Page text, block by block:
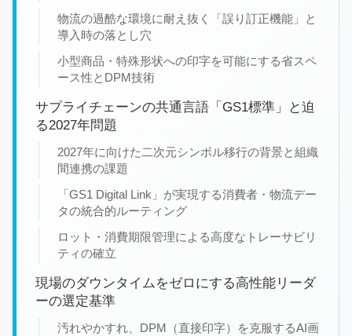
物流の過酷な環境に耐え抜く「誤り訂正機能」と
導入時の落とし穴
小型商品・特殊形状への印字を可能にする省スペ
ース性とDPM技術
サプライチェーンの共通言語「GS1標準」と迫
る2027年問題
2027年に向けた二次元シンボル移行の背景と組織
間連携の課題
「GS1 Digital Link」が実現する消費者・物流デー
タの統合的ルーティング
ロット・消費期限管理による高度なトレーサビリ
ティの確立
現場のダウンタイムをゼロにする高性能リーダ
ーの選定基準
汚れやかすれ、DPM（直接印字）を克服するAI画